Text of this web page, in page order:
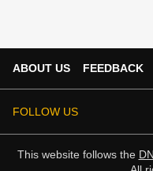
ABOUT US FEEDBACK
FOLLOW US
This website follows the